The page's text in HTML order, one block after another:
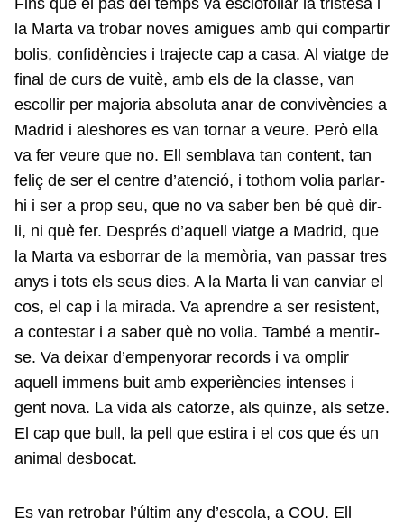
Fins que el pas del temps va esclofollar la tristesa i
la Marta va trobar noves amigues amb qui compartir
bolis, confidències i trajecte cap a casa. Al viatge de
final de curs de vuitè, amb els de la classe, van
escollir per majoria absoluta anar de convivències a
Madrid i aleshores es van tornar a veure. Però ella
va fer veure que no. Ell semblava tan content, tan
feliç de ser el centre d’atenció, i tothom volia parlar-
hi i ser a prop seu, que no va saber ben bé què dir-
li, ni què fer. Després d’aquell viatge a Madrid, que
la Marta va esborrar de la memòria, van passar tres
anys i tots els seus dies. A la Marta li van canviar el
cos, el cap i la mirada. Va aprendre a ser resistent,
a contestar i a saber què no volia. També a mentir-
se. Va deixar d’empenyorar records i va omplir
aquell immens buit amb experiències intenses i
gent nova. La vida als catorze, als quinze, als setze.
El cap que bull, la pell que estira i el cos que és un
animal desbocat.
Es van retrobar l’últim any d’escola, a COU. Ell